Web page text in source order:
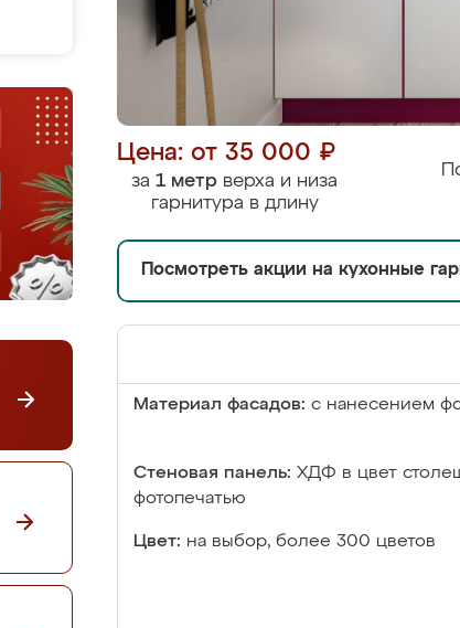
Цена: от 35 000 ₽
за 1 метр верха и низа
гарнитура в длину
Посмотреть акции на кухонные
Материал фасадов: с нанесением
Стеновая панель: ХДФ в цвет
фотопечатью
Цвет: на выбор, более 300 цветов